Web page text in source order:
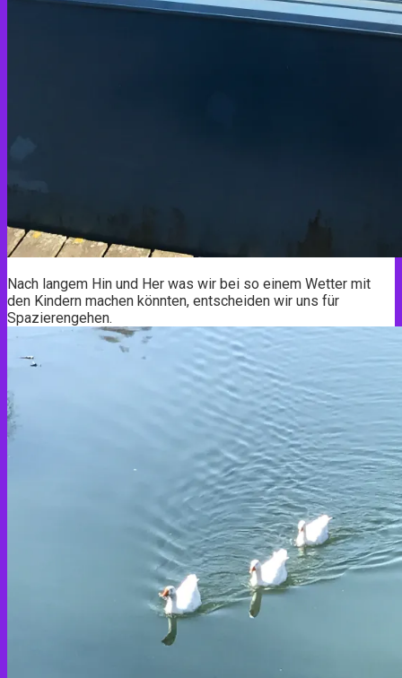
Nach langem Hin und Her was wir bei so einem Wetter mit
den Kindern machen könnten, entscheiden wir uns für
Spazierengehen.